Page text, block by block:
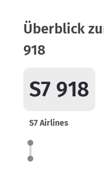
Überblick
918
S7 918
S7 Airlines